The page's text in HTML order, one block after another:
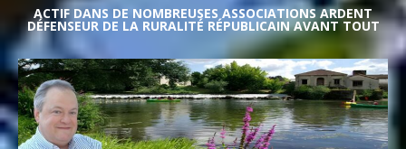
ACTIF DANS DE NOMBREUSES ASSOCIATIONS ARDENT
DÉFENSEUR DE LA RURALITÉ RÉPUBLICAIN AVANT TOUT